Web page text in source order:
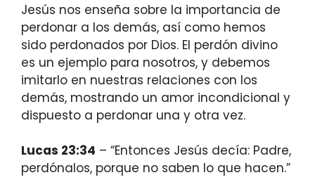
Jesús nos enseña sobre la importancia de
perdonar a los demás, así como hemos
sido perdonados por Dios. El perdón divino
es un ejemplo para nosotros, y debemos
imitarlo en nuestras relaciones con los
demás, mostrando un amor incondicional y
dispuesto a perdonar una y otra vez.
Lucas 23:34 – “Entonces Jesús decía: Padre,
perdónalos, porque no saben lo que hacen.”